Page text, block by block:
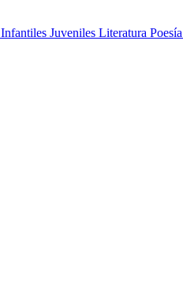
Infantiles Juveniles Literatura Poesía